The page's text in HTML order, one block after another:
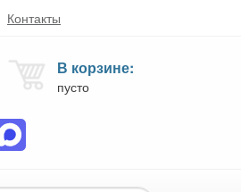
Контакты
В корзине:
пусто